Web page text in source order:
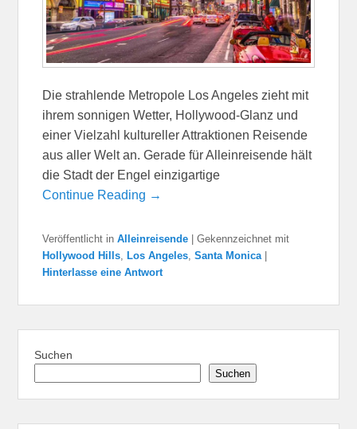
Die strahlende Metropole Los Angeles zieht mit
ihrem sonnigen Wetter, Hollywood-Glanz und
einer Vielzahl kultureller Attraktionen Reisende
aus aller Welt an. Gerade für Alleinreisende hält
die Stadt der Engel einzigartige
Continue Reading →
Veröffentlicht in Alleinreisende |Gekennzeichnet mit
Hollywood Hills, Los Angeles,Santa Monica
Hinterlasse eine Antwort
Suchen
Suchen